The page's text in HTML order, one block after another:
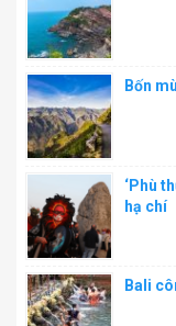
Bốn
‘Phù
hạ chí
Bali